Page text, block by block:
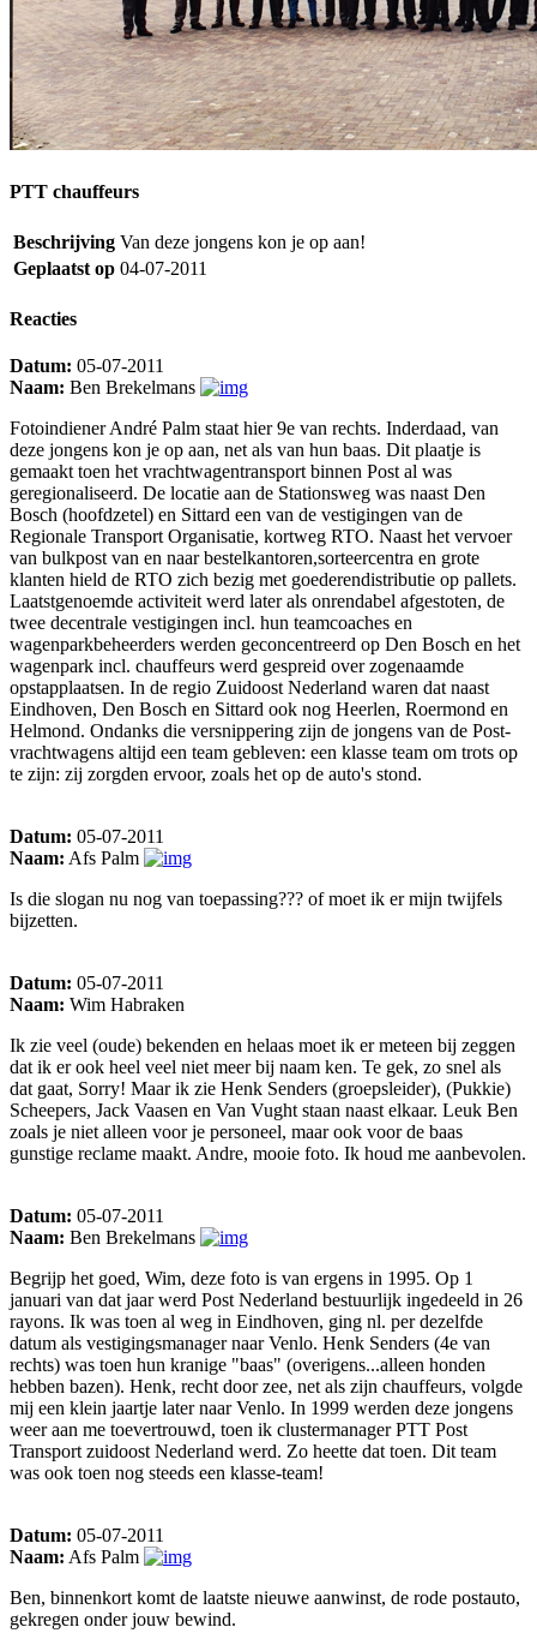
PTT chauffeurs
Beschrijving Van deze jongens kon je op aan!
Geplaatst op 04-07-2011
Reacties
Datum: 05-07-2011
Naam: Ben Brekelmans
Fotoindiener André Palm staat hier 9e van rechts. Inderdaad, van
deze jongens kon je op aan, net als van hun baas. Dit plaatje is
gemaakt toen het vrachtwagentransport binnen Post al was
geregionaliseerd. De locatie aan de Stationsweg was naast Den
Bosch (hoofdzetel) en Sittard een van de vestigingen van de
Regionale Transport Organisatie, kortweg RTO. Naast het vervoer
van bulkpost van en naar bestelkantoren,sorteercentra en grote
klanten hield de RTO zich bezig met goederendistributie op pallets.
Laatstgenoemde activiteit werd later als onrendabel afgestoten, de
twee decentrale vestigingen incl. hun teamcoaches en
wagenparkbeheerders werden geconcentreerd op Den Bosch en het
wagenpark incl. chauffeurs werd gespreid over zogenaamde
opstapplaatsen. In de regio Zuidoost Nederland waren dat naast
Eindhoven, Den Bosch en Sittard ook nog Heerlen, Roermond en
Helmond. Ondanks die versnippering zijn de jongens van de Post-
vrachtwagens altijd een team gebleven: een klasse team om trots op
te zijn: zij zorgden ervoor, zoals het op de auto's stond.
Datum: 05-07-2011
Naam: Afs Palm
Is die slogan nu nog van toepassing??? of moet ik er mijn twijfels
bijzetten.
Datum: 05-07-2011
Naam: Wim Habraken
Ik zie veel (oude) bekenden en helaas moet ik er meteen bij zeggen
dat ik er ook heel veel niet meer bij naam ken. Te gek, zo snel als
dat gaat, Sorry! Maar ik zie Henk Senders (groepsleider), (Pukkie)
Scheepers, Jack Vaasen en Van Vught staan naast elkaar. Leuk Ben
zoals je niet alleen voor je personeel, maar ook voor de baas
gunstige reclame maakt. Andre, mooie foto. Ik houd me aanbevolen.
Datum: 05-07-2011
Naam: Ben Brekelmans
Begrijp het goed, Wim, deze foto is van ergens in 1995. Op 1
januari van dat jaar werd Post Nederland bestuurlijk ingedeeld in 26
rayons. Ik was toen al weg in Eindhoven, ging nl. per dezelfde
datum als vestigingsmanager naar Venlo. Henk Senders (4e van
rechts) was toen hun kranige "baas" (overigens...alleen honden
hebben bazen). Henk, recht door zee, net als zijn chauffeurs, volgde
mij een klein jaartje later naar Venlo. In 1999 werden deze jongens
weer aan me toevertrouwd, toen ik clustermanager PTT Post
Transport zuidoost Nederland werd. Zo heette dat toen. Dit team
was ook toen nog steeds een klasse-team!
Datum: 05-07-2011
Naam: Afs Palm
Ben, binnenkort komt de laatste nieuwe aanwinst, de rode postauto,
gekregen onder jouw bewind.